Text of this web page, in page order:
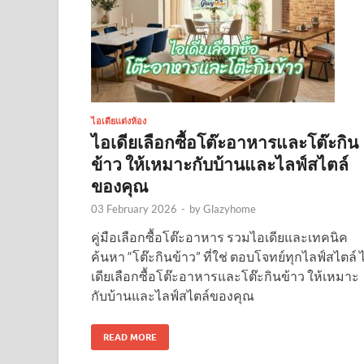
ไอเดียแต่งห้อง
ไอเดียเลือกซื้อโต๊ะอาหารและโต๊ะกิน
ข้าว ให้เหมาะกับบ้านและไลฟ์สไตล์
ของคุณ
03 February 2026 - byGlazyhome
คู่มือเลือกซื้อโต๊ะอาหาร รวมไอเดียและเทคนิค
ค้นหา “โต๊ะกินข้าว” ที่ใช่ ตอบโจทย์ทุกไลฟ์สไตล์
เดียเลือกซื้อโต๊ะอาหารและโต๊ะกินข้าว ให้เหมาะ
กับบ้านและไลฟ์สไตล์ของคุณ
READ MORE